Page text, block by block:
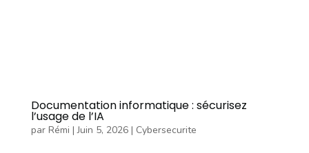
Documentation informatique : sécurisez
l’usage de l’IA
par Rémi |Juin 5, 2026| Cybersecurite